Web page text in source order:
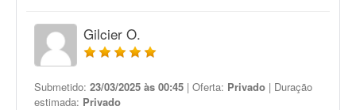
Gilcier O.
Submetido: 23/03/2025 às 00:45 | Oferta: Privado | Duração
estimada: Privado